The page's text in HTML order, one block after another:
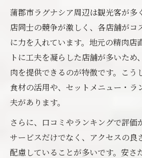
蒲郡市ラグナシア周辺は観光客が多
店同士の競争が激しく、各店舗がコ
に力を入れています。地元の精肉店
トに工夫を凝らした店舗が多いため
肉を提供できるのが特徴です。こう
食材の活用や、セットメニュー・ラ
夫があります。
さらに、口コミやランキングで評価
サービスだけでなく、アクセスの良
配慮していることが多いです。安さ